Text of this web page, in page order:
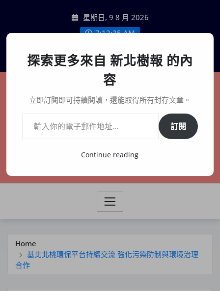
content
星期日, 9 8 月 2026
7:12:36 AM
聯絡我們
新北樹報
在地、記憶、連結、創生
Home
基北北桃環保平台持續交流 強化污染防制與環境治理
合作
探索更多來自 新北樹報 的內
容
立即訂閱即可持續閱讀，還能取得所有封存文章。
訂閱
Continue reading